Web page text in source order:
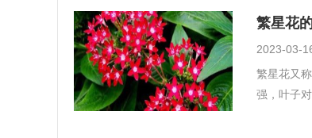
繁星花
2023-03-
繁星花又
强，叶子